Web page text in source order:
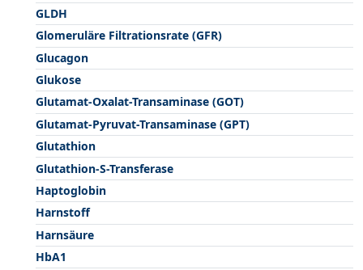
GLDH
Glomeruläre Filtrationsrate (GFR)
Glucagon
Glukose
Glutamat-Oxalat-Transaminase (GOT)
Glutamat-Pyruvat-Transaminase (GPT)
Glutathion
Glutathion-S-Transferase
Haptoglobin
Harnstoff
Harnsäure
HbA1